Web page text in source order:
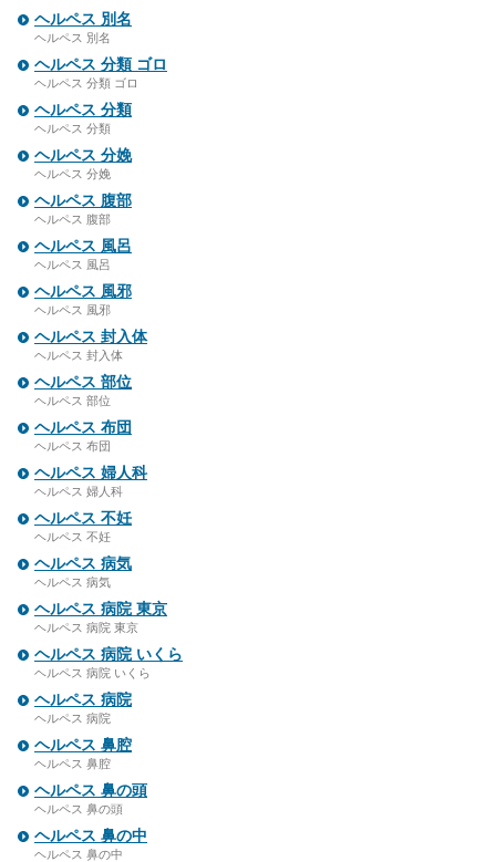
ヘルペス 別名
ヘルペス 別名
ヘルペス 分類 ゴロ
ヘルペス 分類 ゴロ
ヘルペス 分類
ヘルペス 分類
ヘルペス 分娩
ヘルペス 分娩
ヘルペス 腹部
ヘルペス 腹部
ヘルペス 風呂
ヘルペス 風呂
ヘルペス 風邪
ヘルペス 風邪
ヘルペス 封入体
ヘルペス 封入体
ヘルペス 部位
ヘルペス 部位
ヘルペス 布団
ヘルペス 布団
ヘルペス 婦人科
ヘルペス 婦人科
ヘルペス 不妊
ヘルペス 不妊
ヘルペス 病気
ヘルペス 病気
ヘルペス 病院 東京
ヘルペス 病院 東京
ヘルペス 病院 いくら
ヘルペス 病院 いくら
ヘルペス 病院
ヘルペス 病院
ヘルペス 鼻腔
ヘルペス 鼻腔
ヘルペス 鼻の頭
ヘルペス 鼻の頭
ヘルペス 鼻の中
ヘルペス 鼻の中